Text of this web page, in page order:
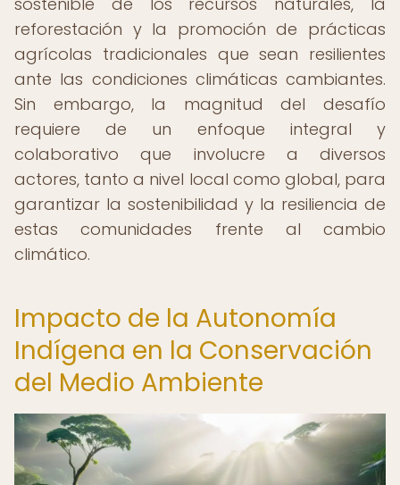
reforestación y la promoción de prácticas
agrícolas tradicionales que sean resilientes
ante las condiciones climáticas cambiantes.
Sin embargo, la magnitud del desafío
requiere de un enfoque integral y
colaborativo que involucre a diversos
actores, tanto a nivel local como global, para
garantizar la sostenibilidad y la resiliencia de
estas comunidades frente al cambio
climático.
Impacto de la Autonomía
Indígena en la Conservación
del Medio Ambiente